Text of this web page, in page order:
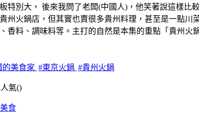
特別大， 後來我問了老闆(中國人)，他笑著說這樣
貴州火鍋店，但其實也賣很多貴州料理，甚至是一點
香料、調味料等。主打的自然是本集的重點「貴州火
的美食家 #東京火鍋 #貴州火鍋
人氣()
食